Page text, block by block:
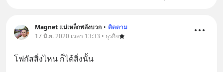
Magnet แม่เหล็กพลังบวก • ติดตาม
17 มิ.ย. 2020 เวลา 13:33 • ธุรกิจ
โฟกัสสิ่งไหน ก็ได้สิ่งนั้น